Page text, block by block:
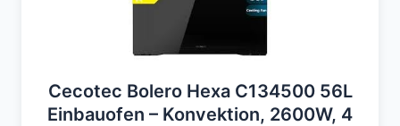
Cecotec Bolero Hexa C134500 56L
Einbauofen – Konvektion, 2600W, 4